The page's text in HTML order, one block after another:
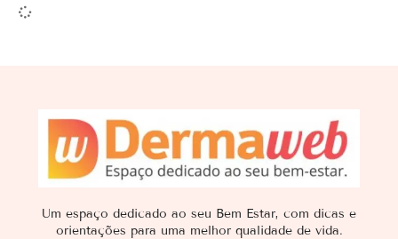
Um espaço dedicado ao seu Bem Estar, com dicas e
orientações para uma melhor qualidade de vida.